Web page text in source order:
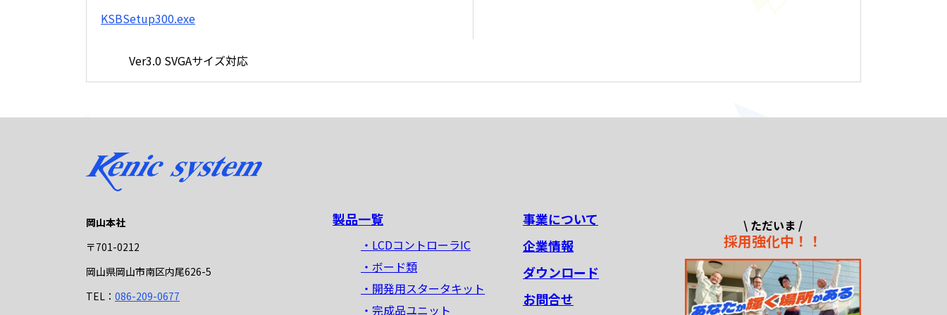
KSBSetup300.exe
Ver3.0 SVGAサイズ対応
岡山本社
〒701-0212
岡山県岡山市南区内尾626-5
TEL： 086-209-0677
製品一覧
・LCDコントローラIC
・ボード類
・開発用スタータキット
・完成品ユニット
事業について
企業情報
ダウンロード
お問合せ
\ ただいま /
採用強化中！！